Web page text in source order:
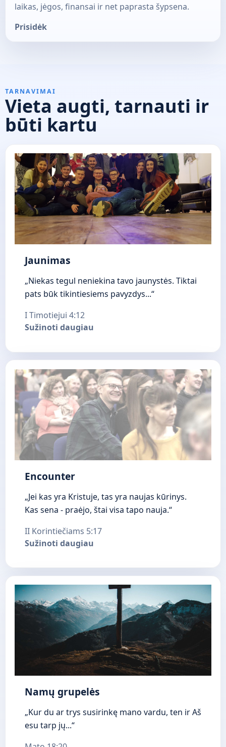
laikas, jėgos, finansai ir net paprasta šypsena.
Prisidėk
TARNAVIMAI
Vieta augti, tarnauti ir
būti kartu
Jaunimas
„Niekas tegul neniekina tavo jaunystės. Tiktai
pats būk tikintiesiems pavyzdys...“
I Timotiejui 4:12
Sužinoti daugiau
Encounter
„Jei kas yra Kristuje, tas yra naujas kūrinys.
Kas sena - praėjo, štai visa tapo nauja.“
II Korintiečiams 5:17
Sužinoti daugiau
Namų grupelės
„Kur du ar trys susirinkę mano vardu, ten ir Aš
esu tarp jų...“